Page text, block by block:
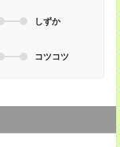
しずか
コツコツ